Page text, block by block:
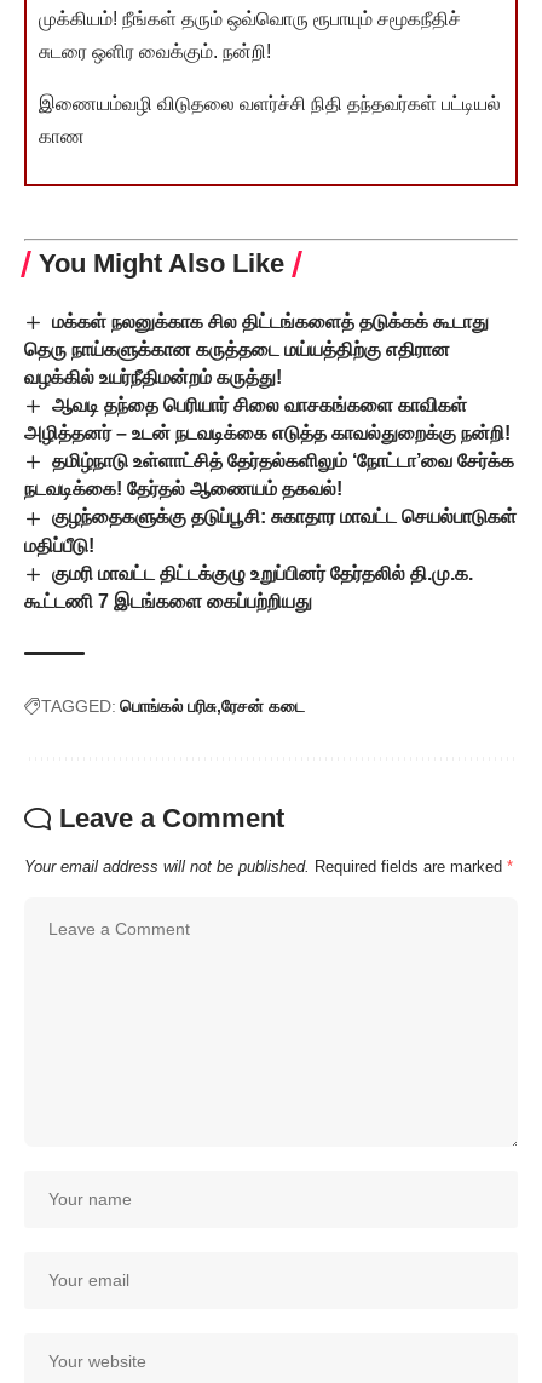
முக்கியம்! நீங்கள் தரும் ஒவ்வொரு ரூபாயும் சமூகநீதிச்
சுடரை ஒளிர வைக்கும். நன்றி!
இணையம்வழி விடுதலை வளர்ச்சி நிதி தந்தவர்கள் பட்டியல்
காண
You Might Also Like
மக்கள் நலனுக்காக சில திட்டங்களைத் தடுக்கக் கூடாது
தெரு நாய்களுக்கான கருத்தடை மய்யத்திற்கு எதிரான
வழக்கில் உயர்நீதிமன்றம் கருத்து!
ஆவடி தந்தை பெரியார் சிலை வாசகங்களை காவிகள்
அழித்தனர் – உடன் நடவடிக்கை எடுத்த காவல்துறைக்கு நன்றி!
தமிழ்நாடு உள்ளாட்சித் தேர்தல்களிலும் ‘நோட்டா’வை சேர்க்க
நடவடிக்கை! தேர்தல் ஆணையம் தகவல்!
குழந்தைகளுக்கு தடுப்பூசி: சுகாதார மாவட்ட செயல்பாடுகள்
மதிப்பீடு!
குமரி மாவட்ட திட்டக்குழு உறுப்பினர் தேர்தலில் தி.மு.க.
கூட்டணி 7 இடங்களை கைப்பற்றியது
TAGGED: பொங்கல் பரிசு ரேசன் கடை
Leave a Comment
Your email address will not be published. Required fields are marked *